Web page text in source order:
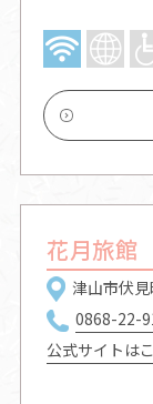
花月旅館
津山市伏
0868-22-
公式サイトは